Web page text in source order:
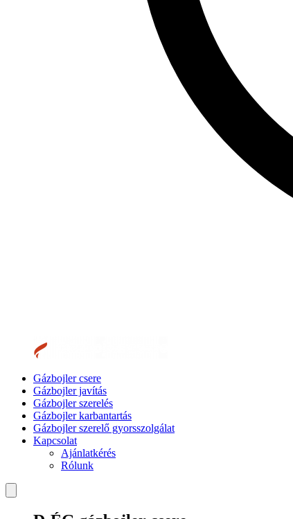
Gázbojler csere
Gázbojler javítás
Gázbojler szerelés
Gázbojler karbantartás
Gázbojler szerelő gyorsszolgálat
Kapcsolat
Ajánlatkérés
Rólunk